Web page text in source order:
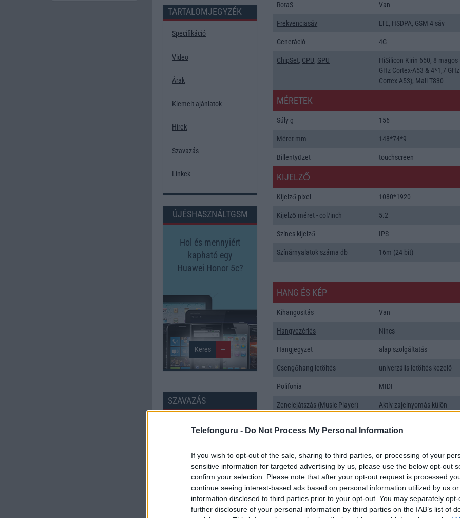
Telefonguru - Do Not Process My Personal Information
If you wish to opt-out of the sale, sharing to third parties, or processing of your
sensitive information for targeted advertising by us, please use the below opt-out
confirm your selection. Please note that after your opt-out request is processed
continue seeing interest-based ads based on personal information utilized by us
information disclosed to third parties prior to your opt-out. You may separately
further disclosure of your personal information by third parties on the IAB’s list of
TARTALOMJEGYZÉK
Specifikáció
Video
Árak
Kiemelt ajánlatok
Hírek
Szavazás
Linkek
ÚJÉSHASZNÁLTGSM
Hol és mennyiért
kapható egy
Huawei Honor 5c?
SZAVAZÁS
Minőség: 7.45
Értékelés: 7.58 | Szavazatok: 11
RotaS Van
Frekvenciasáv LTE, HSDPA, GSM 4 sáv
Generáció 4G
ChipSet, CPU, GPU
HiSilicon Kirin 650, 8 magos
GHz Cortex-A53 & 4*1,7 GHz
Cortex-A53), Mali T830
MÉRETEK
Súly g 156
Méret mm 148*74*9
Billentyűzet touchscreen
KIJELZŐ
Kijelző pixel 1080*1920
Kijelző méret - col/inch 5.2
Színes kijelző IPS
Színárnyalatok száma db 16m (24 bit)
HANG ÉS KÉP
Kihangositás Van
Hangvezérlés Nincs
Hangjegyzet alap szolgáltatás
Csengőhang letöltés univerzális letöltés kezelõ
Polifonia MIDI
Zenelejátszás (Music Player)
Aktív zajelnyomás külön
Rádió sztereó
Kamera
Max. kamera felbontás (több
kamera esetén)
13 Mpixel
Video lejátszás 1080p HD lejátszó